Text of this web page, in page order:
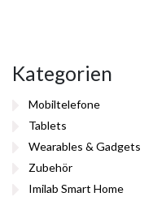
Kategorien
Mobiltelefone
Tablets
Wearables & Gadgets
Zubehör
Imilab Smart Home